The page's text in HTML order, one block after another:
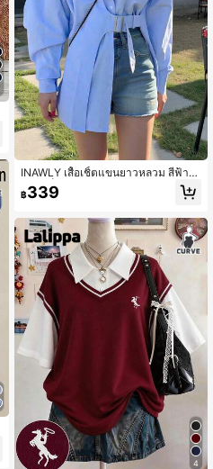
INAWLY เสื้อเชิ้ตแขนยาวหลวม สีฟ้าอ่
อน มีเข็มขัด ไซส์ใหญ่
฿339
4